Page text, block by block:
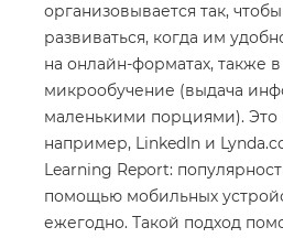
организовывается так,
развиваться, когда им
на онлайн-форматах, также
микрообучение (выдача
маленькими порциями). Это
например, LinkedIn и
Learning Report:
помощью мобильных
ежегодно. Такой подход